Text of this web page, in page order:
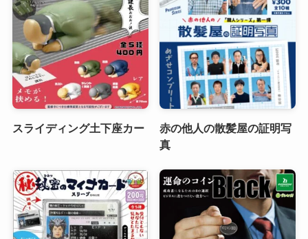
スライディング土下座カー
赤の他人の散髪屋の証明写
真